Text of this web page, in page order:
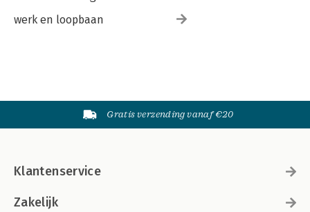
werk en loopbaan
Gratis verzending vanaf €20
Klantenservice
Zakelijk